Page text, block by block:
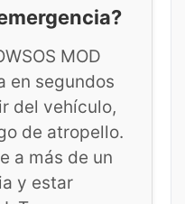
MOD
en segundos
del vehículo,
de atropello.
a más de un
y estar